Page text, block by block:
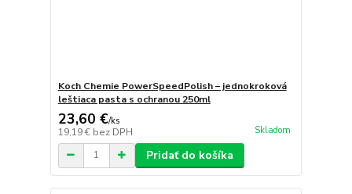
Koch Chemie PowerSpeedPolish – jednokroková
leštiaca pasta s ochranou 250ml
23,60 €/ks
19,19 € bez DPH Skladom
Pridať do košíka